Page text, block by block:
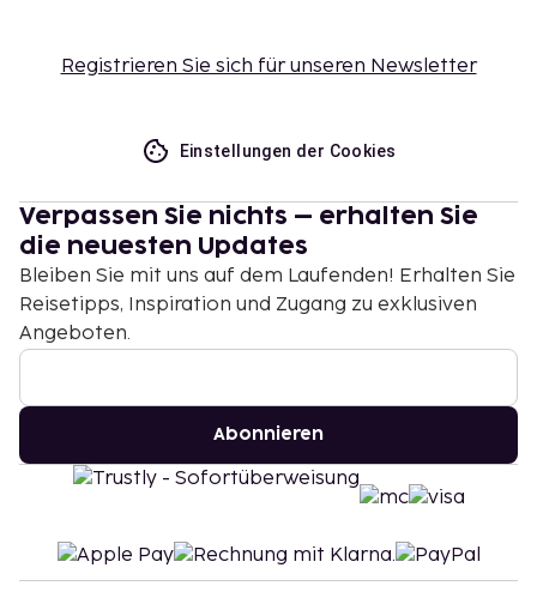
Registrieren Sie sich für unseren Newsletter
Einstellungen der Cookies
Verpassen Sie nichts – erhalten Sie
die neuesten Updates
Bleiben Sie mit uns auf dem Laufenden! Erhalten Sie
Reisetipps, Inspiration und Zugang zu exklusiven
Angeboten.
Abonnieren